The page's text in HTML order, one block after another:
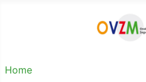
Home